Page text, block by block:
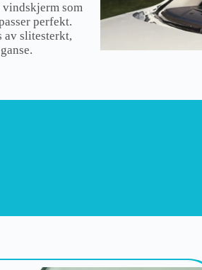
som
perfekt.
av slitesterkt,